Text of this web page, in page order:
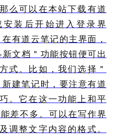
么可以在本站下载有道
装后开始进入登录界
有道云笔记的主界面，
文档＂功能按钮便可出
式。比如，我们选择＂
建笔记时，要注意有道
。它在这一功能上和平
差不多。可以在写作界
调整文字内容的格式。